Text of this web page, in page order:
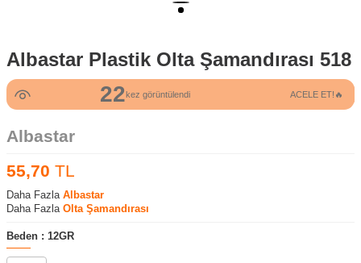
Albastar Plastik Olta Şamandırası 518
22kez görüntülendi ACELE ET!🔥
Albastar
55,70 TL
Daha Fazla Albastar
Daha Fazla Olta Şamandırası
Beden : 12GR